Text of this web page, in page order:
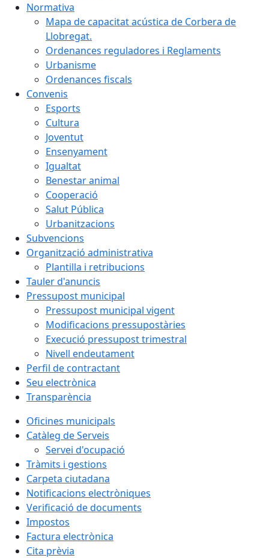
Normativa
Mapa de capacitat acústica de Corbera de
Llobregat.
Ordenances reguladores i Reglaments
Urbanisme
Ordenances fiscals
Convenis
Esports
Cultura
Joventut
Ensenyament
Igualtat
Benestar animal
Cooperació
Salut Pública
Urbanitzacions
Subvencions
Organització administrativa
Plantilla i retribucions
Tauler d'anuncis
Pressupost municipal
Pressupost municipal vigent
Modificacions pressupostàries
Execució pressupost trimestral
Nivell endeutament
Perfil de contractant
Seu electrònica
Transparència
Oficines municipals
Catàleg de Serveis
Servei d'ocupació
Tràmits i gestions
Carpeta ciutadana
Notificacions electròniques
Verificació de documents
Impostos
Factura electrònica
Cita prèvia